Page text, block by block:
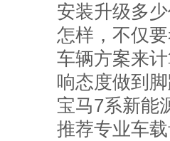
安装升级多
怎样，不仅
车辆方案来
响态度做到
宝马7系新能
推荐专业车